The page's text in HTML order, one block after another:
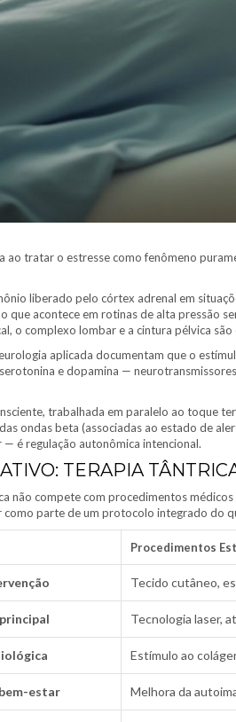
ao tratar o estresse como fenômeno
liberado pelo córtex adrenal em
que acontece em rotinas de alta pressão
o complexo lombar e a cintura pélvica
aplicada documentam que o
e dopamina —
trabalhada em paralelo ao toque
ondas beta (associadas ao estado de
é regulação autonômica intencional.
TERAPIA
não compete com procedimentos
como parte de um protocolo integrado do
Procedimentos
Tecido cutâneo,
Tecnologia laser,
Estímulo ao
estar Melhora da